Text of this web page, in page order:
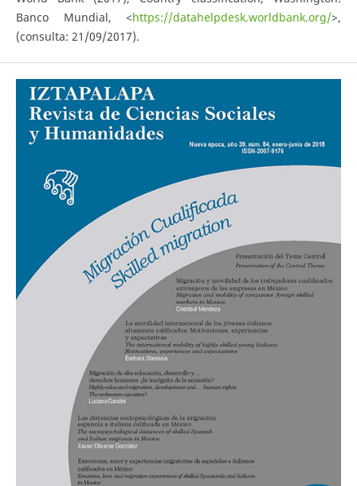
Banco Mundial, <https://datahelpdesk.worldbank.org/>,
(consulta: 21/09/2017).